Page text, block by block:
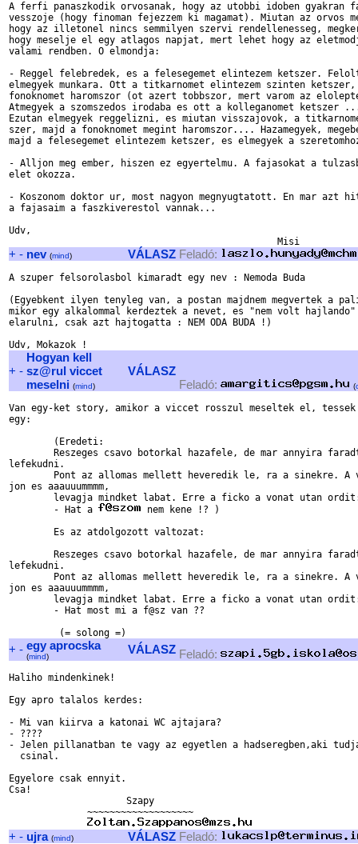
A ferfi panaszkodik orvosanak, hogy az utobbi idoben gyakran
vesszoje (hogy finoman fejezzem ki magamat). Miutan az orvos
hogy az illetonel nincs semmilyen szervi rendellenesseg,
hogy meselje el egy atlagos napjat, mert lehet hogy az
valami rendben. O elmondja:
- Reggel felebredek, es a felesegemet elintezem ketszer.
elmegyek munkara. Ott a titkarnomet elintezem szinten
fonoknomet haromszor (ot azert tobbszor, mert varom az
Atmegyek a szomszedos irodaba es ott a kolleganomet ketszer
Ezutan elmegyek reggelizni, es miutan visszajovok, a
szer, majd a fonoknomet megint haromszor.... Hazamegyek,
majd a felesegemet elintezem ketszer, es elmegyek a
- Alljon meg ember, hiszen ez egyertelmu. A fajasokat a
elet okozza.
- Koszonom doktor ur, most nagyon megnyugtatott. En mar azt
a fajasaim a faszkiverestol vannak...
Udv,
+ - nev (mind) VÁLASZ Feladó:
A szuper felsorolasbol kimaradt egy nev : Nemoda Buda
(Egyebkent ilyen tenyleg van, a postan majdnem megvertek a
mikor egy alkalommal kerdeztek a nevet, es "nem volt hajlando"
elarulni, csak azt hajtogatta : NEM ODA BUDA !)
+ -
Hogyan kell
sz@rul viccet
meselni (mind)
VÁLASZ
Feladó:
(
Van egy-ket story, amikor a viccet rosszul meseltek el,
egy:
lefekudni.
jon es aaauuummmm,
	- Hat a
nem kene !? )
lefekudni.
jon es aaauuummmm,
+ - egy aprocska
(mind)
VÁLASZ Feladó:
Haliho mindenkinek!
Egy apro talalos kerdes:
- Mi van kiirva a katonai WC ajtajara?
- ????
- Jelen pillanatban te vagy az egyetlen a hadseregben,aki
  csinal.
Egyelore csak ennyit.
Csa!
                     Szapy
              ~~~~~~~~~~~~~~~~~~~
+ - ujra (mind) VÁLASZ Feladó: